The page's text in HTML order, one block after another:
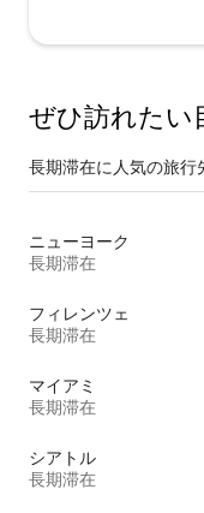
ぜひ訪⁠れ⁠た⁠い
長期滞在に人気の旅行
ニューヨーク
長期滞在
フィレンツェ
長期滞在
マイアミ
長期滞在
シアトル
長期滞在